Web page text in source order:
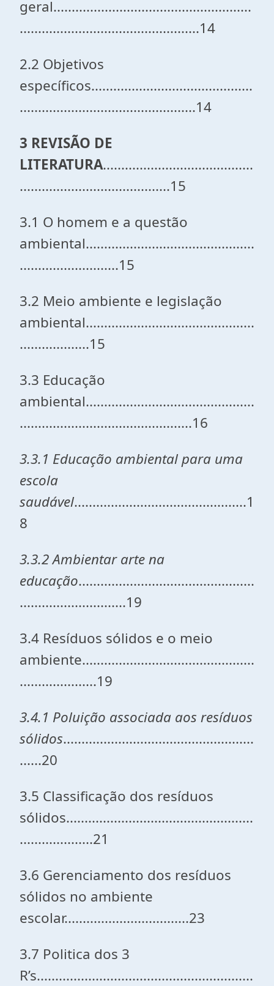
geral......................................................
.................................................14
2.2 Objetivos
específicos............................................
................................................14
3 REVISÃO DE
LITERATURA.........................................
.........................................15
3.1 O homem e a questão
ambiental..............................................
...........................15
3.2 Meio ambiente e legislação
ambiental..............................................
...................15
3.3 Educação
ambiental..............................................
...............................................16
3.3.1 Educação ambiental para uma
escola
saudável...............................................1
8
3.3.2 Ambientar arte na
educação................................................
.............................19
3.4 Resíduos sólidos e o meio
ambiente...............................................
.....................19
3.4.1 Poluição associada aos resíduos
sólidos....................................................
......20
3.5 Classificação dos resíduos
sólidos...................................................
....................21
3.6 Gerenciamento dos resíduos
sólidos no ambiente
escolar..................................23
3.7 Politica dos 3
R’s...........................................................